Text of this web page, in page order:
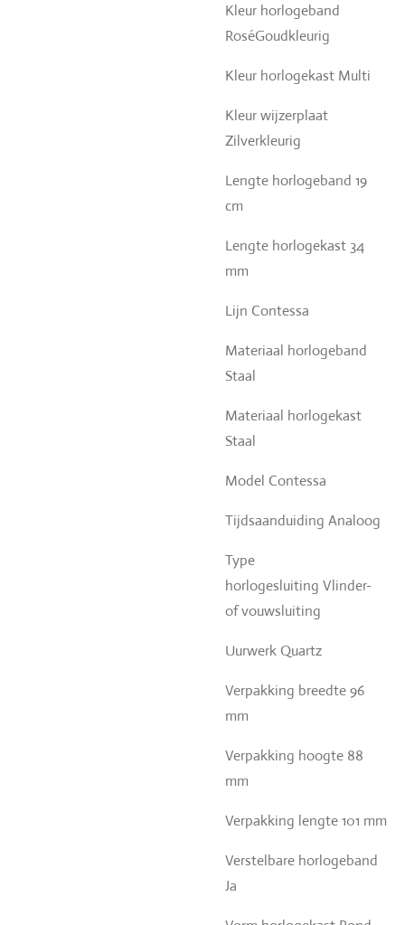
Kleur horlogeband
RoséGoudkleurig
Kleur horlogekast Multi
Kleur wijzerplaat
Zilverkleurig
Lengte horlogeband 19
cm
Lengte horlogekast 34
mm
Lijn Contessa
Materiaal horlogeband
Staal
Materiaal horlogekast
Staal
Model Contessa
Tijdsaanduiding Analoog
Type
horlogesluiting Vlinder-
of vouwsluiting
Uurwerk Quartz
Verpakking breedte 96
mm
Verpakking hoogte 88
mm
Verpakking lengte 101 mm
Verstelbare horlogeband
Ja